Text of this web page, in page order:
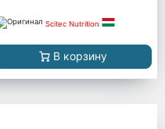
Scitec Nutrition
В корзину